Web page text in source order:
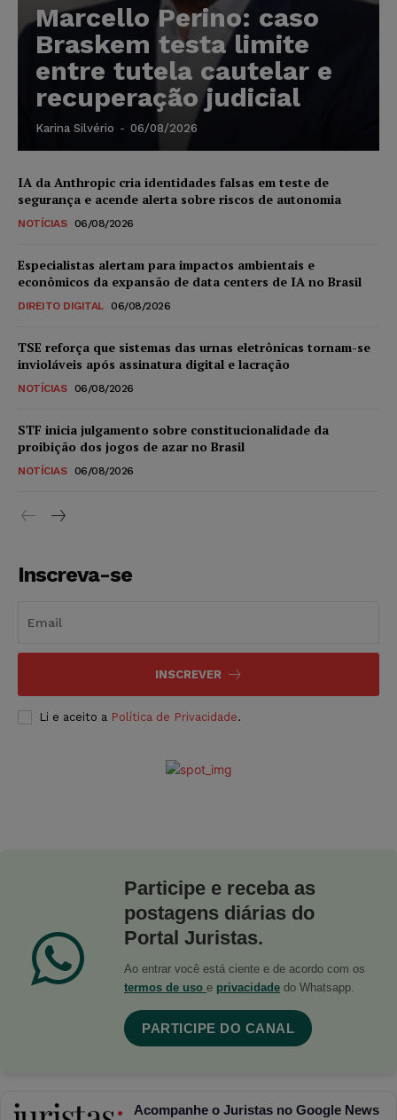
Marcello Perino: caso
Braskem testa limite
entre tutela cautelar e
recuperação judicial
Karina Silvério - 06/08/2026
IA da Anthropic cria identidades falsas em teste de
segurança e acende alerta sobre riscos de autonomia
NOTÍCIAS 06/08/2026
Especialistas alertam para impactos ambientais e
econômicos da expansão de data centers de IA no Brasil
DIREITO DIGITAL 06/08/2026
TSE reforça que sistemas das urnas eletrônicas tornam-se
invioláveis após assinatura digital e lacração
NOTÍCIAS 06/08/2026
STF inicia julgamento sobre constitucionalidade da
proibição dos jogos de azar no Brasil
NOTÍCIAS 06/08/2026
Inscreva-se
INSCREVER
Li e aceito a Política de Privacidade.
Participe e receba as
postagens diárias do
Portal Juristas.
Ao entrar você está ciente e de acordo com os
termos de uso e privacidade do Whatsapp.
PARTICIPE DO CANAL
Acompanhe o Juristas no Google News